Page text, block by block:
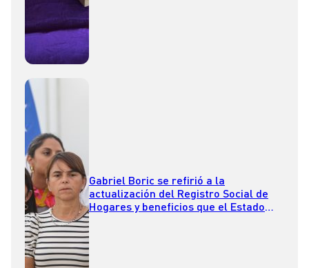
Gabriel Boric se refirió a la
actualización del Registro Social de
Hogares y beneficios que el Estado